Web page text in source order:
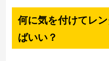
何に気を付けてレ
ばいい？